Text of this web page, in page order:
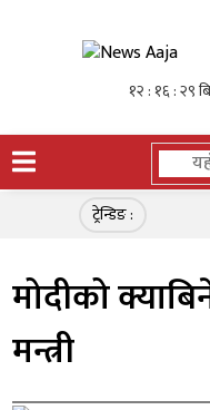
ट्रेन्डिङ :
मोदीको
मन्त्री